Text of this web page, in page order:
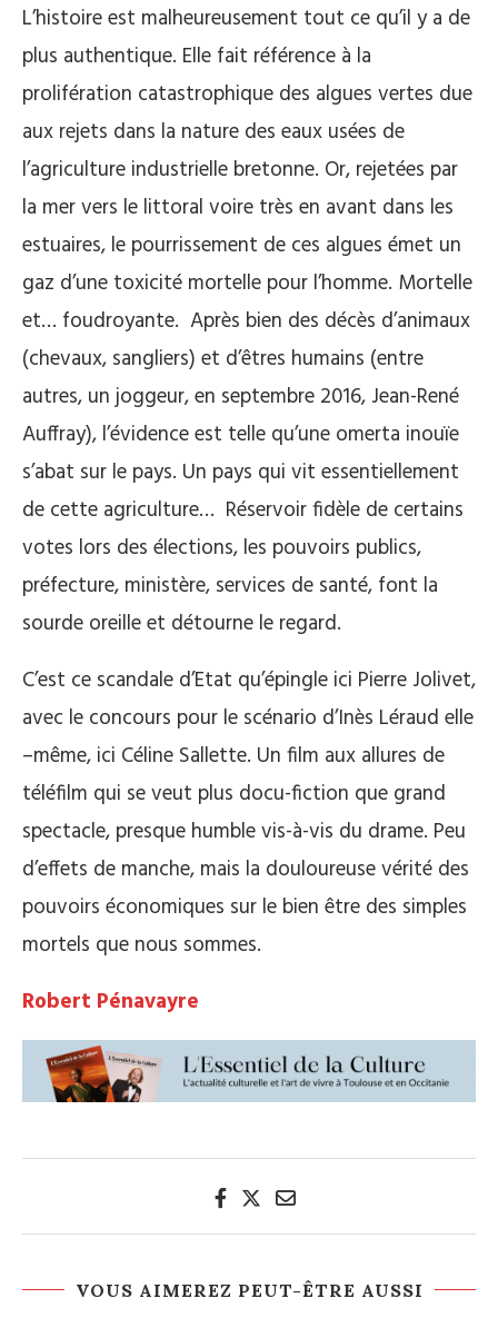
L’histoire est malheureusement tout ce qu’il y a de
plus authentique. Elle fait référence à la
prolifération catastrophique des algues vertes due
aux rejets dans la nature des eaux usées de
l’agriculture industrielle bretonne. Or, rejetées par
la mer vers le littoral voire très en avant dans les
estuaires, le pourrissement de ces algues émet un
gaz d’une toxicité mortelle pour l’homme. Mortelle
et… foudroyante. Après bien des décès d’animaux
(chevaux, sangliers) et d’êtres humains (entre
autres, un joggeur, en septembre 2016, Jean-René
Auffray), l’évidence est telle qu’une omerta inouïe
s’abat sur le pays. Un pays qui vit essentiellement
de cette agriculture… Réservoir fidèle de certains
votes lors des élections, les pouvoirs publics,
préfecture, ministère, services de santé, font la
sourde oreille et détourne le regard.
C’est ce scandale d’Etat qu’épingle ici Pierre Jolivet,
avec le concours pour le scénario d’Inès Léraud elle
–même, ici Céline Sallette. Un film aux allures de
téléfilm qui se veut plus docu-fiction que grand
spectacle, presque humble vis-à-vis du drame. Peu
d’effets de manche, mais la douloureuse vérité des
pouvoirs économiques sur le bien être des simples
mortels que nous sommes.
Robert Pénavayre
VOUS AIMEREZ PEUT-ÊTRE AUSSI